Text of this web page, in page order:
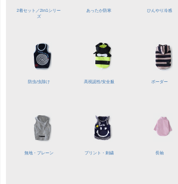
2着セット／2in1シリー
ズ
あったか防寒 ひんやり冷感
防虫/虫除け 高視認性/安全服 ボーダー
無地・プレーン プリント・刺繍 長袖